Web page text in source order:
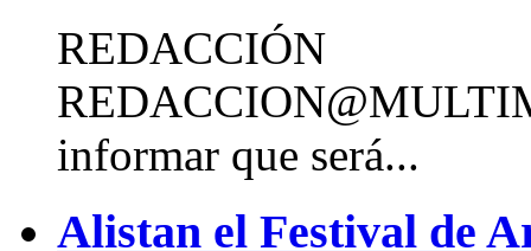
REDACCIÓN
informar que será...
Alistan el Festival de